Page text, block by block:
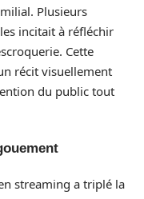
Plusieurs
incitait à réfléchir
Cette
récit visuellement
du public tout
streaming a triplé la